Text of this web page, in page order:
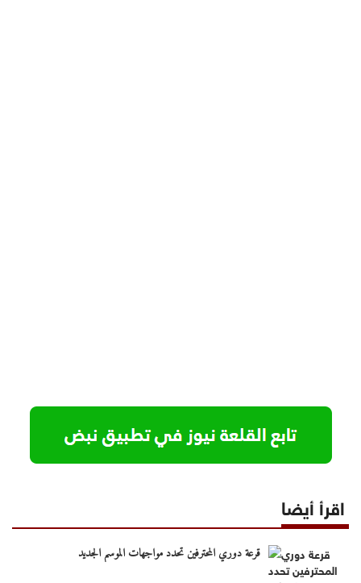
اقرأ أيضا
قرعة دوري المحترفين تحدد مواجهات الموسم الجديد